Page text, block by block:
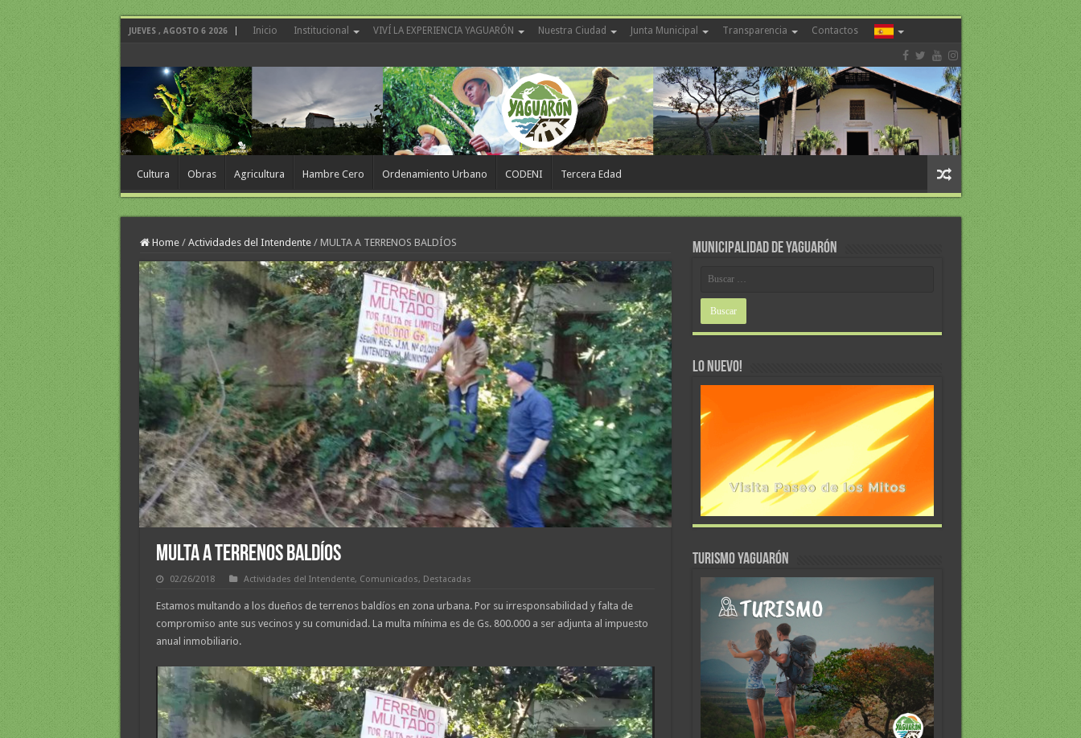
JUEVES , AGOSTO 6 2026 Inicio Institucional VIVÍ LA EXPERIENCIA YAGUARÓN Nuestra Ciudad Junta Municipal Transparencia Contactos
Cultura Obras Agricultura Hambre Cero Ordenamiento Urbano CODENI Tercera Edad
Home / Actividades del Intendente / MULTA A TERRENOS BALDÍOS
MULTA A TERRENOS BALDÍOS
02/26/2018 Actividades del Intendente, Comunicados, Destacadas
Estamos multando a los dueños de terrenos baldíos en zona urbana. Por su irresponsabilidad y falta de
compromiso ante sus vecinos y su comunidad. La multa mínima es de Gs. 800.000 a ser adjunta al impuesto
anual inmobiliario.
Reproductor
de
vídeo
MUNICIPALIDAD DE YAGUARÓN
LO NUEVO!
TURISMO YAGUARÓN